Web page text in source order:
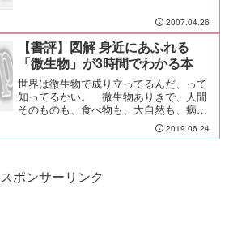
2007.04.26
【書評】図解 身近にあふれる
「微生物」が3時間でわかる本
世界は微生物で成り立ってるんだ、って
知ってるかい。 微生物ありきで、人間
そのものも、食べ物も、大自然も、病気
も成り立っている。そんな興味深い微生
物について、面白いエピソードを交えな
2019.06.24
スポンサーリンク